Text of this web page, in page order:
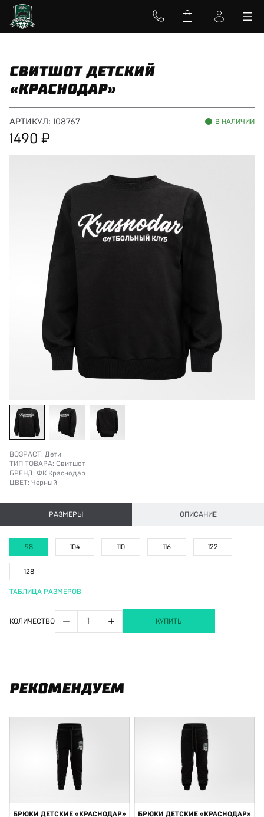
СВИТШОТ ДЕТСКИЙ
«КРАСНОДАР»
АРТИКУЛ: 108767 В НАЛИЧИИ
1490
ВОЗРАСТ: Дети
ТИП ТОВАРА: Свитшот
БРЕНД: ФК Краснодар
ЦВЕТ: Черный
РАЗМЕРЫ ОПИСАНИЕ
98 104 110 116 122
128
ТАБЛИЦА РАЗМЕРОВ
КОЛИЧЕСТВО − + КУПИТЬ
РЕКОМЕНДУЕМ
БРЮКИ ДЕТСКИЕ «КРАСНОДАР» БРЮКИ ДЕТСКИЕ «КРАСНОДАР»